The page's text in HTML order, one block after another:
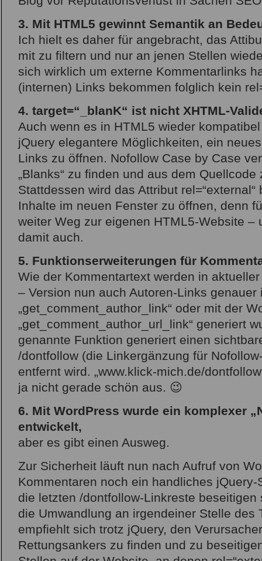
3. Mit HTML5 gewinnt Semantik an
Ich hielt es daher für angebracht, das
mit zu filtern und nur an jenen Stellen
sich wirklich um externe Kommentarlinks
(internen) Links bekommen folglich kein
4. target=“_blanK“ ist nicht XHTML-
Auch wenn es in HTML5 wieder
jQuery elegantere Möglichkeiten, ein
Links zu öffnen. Nofollow Case by Case
„Blanks“ zu finden und aus dem Quellcode
Stattdessen wird das Attribut
Inhalte im neuen Fenster zu öffnen, denn
weiter Weg zur eigenen HTML5-Website –
damit auch.
5. Funktionserweiterungen für
Wie der Kommentartext werden in
– Version nun auch Autoren-Links
„get_comment_author_link“ oder mit der
„get_comment_author_url_link“ generiert
genannte Funktion generiert einen
/dontfollow (die Linkergänzung für
entfernt wird. „www.klick-mich.de/
ja nicht gerade schön aus. 😉
6. Mit WordPress wurde ein komplexer
entwickelt,
aber es gibt einen Ausweg.
Zur Sicherheit läuft nun nach Aufruf von
Kommentaren noch ein handliches
die letzten /dontfollow-Linkreste
die Umwandlung an irgendeiner Stelle des
empfiehlt sich trotz jQuery, den
Rettungsankers zu finden und zu